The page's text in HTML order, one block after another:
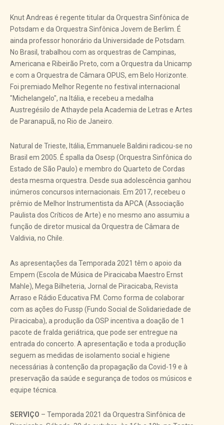
Knut Andreas é regente titular da Orquestra Sinfônica de
Potsdam e da Orquestra Sinfônica Jovem de Berlim. É
ainda professor honorário da Universidade de Potsdam.
No Brasil, trabalhou com as orquestras de Campinas,
Americana e Ribeirão Preto, com a Orquestra da Unicamp
e com a Orquestra de Câmara OPUS, em Belo Horizonte.
Foi premiado Melhor Regente no festival internacional
"Michelangelo", na Itália, e recebeu a medalha
Austregésilo de Athayde pela Academia de Letras e Artes
de Paranapuã, no Rio de Janeiro.
Natural de Trieste, Itália, Emmanuele Baldini radicou-se no
Brasil em 2005. É spalla da Osesp (Orquestra Sinfônica do
Estado de São Paulo) e membro do Quarteto de Cordas
desta mesma orquestra. Desde sua adolescência ganhou
inúmeros concursos internacionais. Em 2017, recebeu o
prêmio de Melhor Instrumentista da APCA (Associação
Paulista dos Críticos de Arte) e no mesmo ano assumiu a
função de diretor musical da Orquestra de Câmara de
Valdivia, no Chile.
As apresentações da Temporada 2021 têm o apoio da
Empem (Escola de Música de Piracicaba Maestro Ernst
Mahle), Mega Bilheteria, Jornal de Piracicaba, Revista
Arraso e Rádio Educativa FM. Como forma de colaborar
com as ações do Fussp (Fundo Social de Solidariedade de
Piracicaba), a produção da OSP incentiva a doação de 1
pacote de fralda geriátrica, que pode ser entregue na
entrada do concerto. A apresentação e toda a produção
seguem as medidas de isolamento social e higiene
necessárias à contenção da propagação da Covid-19 e à
preservação da saúde e segurança de todos os músicos e
equipe técnica.
SERVIÇO – Temporada 2021 da Orquestra Sinfônica de